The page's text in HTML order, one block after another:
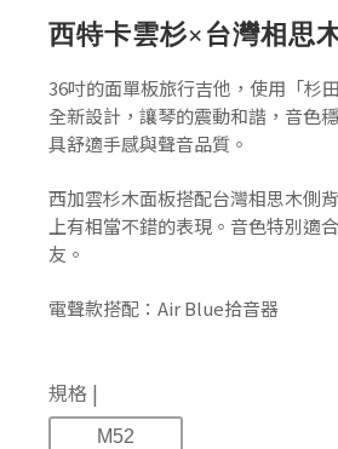
西特卡雲杉×台灣相思
36吋的面單板旅行吉他，使用「杉
全新設計，讓琴的震動和諧，音色
具舒適手感與聲音品質。
西加雲杉木面板搭配台灣相思木側
上有相當不錯的表現。音色特別適
友。
電聲款搭配：Air Blue拾音器
規格 |
M52